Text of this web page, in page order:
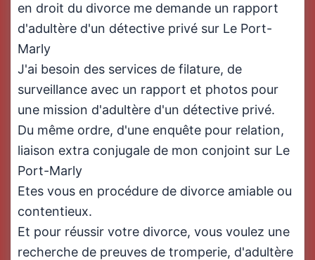
en droit du divorce me demande un rapport
d'adultère d'un détective privé sur Le Port-
Marly
J'ai besoin des services de filature, de
surveillance avec un rapport et photos pour
une mission d'adultère d'un détective privé.
Du même ordre, d'une enquête pour relation,
liaison extra conjugale de mon conjoint sur Le
Port-Marly
Etes vous en procédure de divorce amiable ou
contentieux.
Et pour réussir votre divorce, vous voulez une
recherche de preuves de tromperie, d'adultère